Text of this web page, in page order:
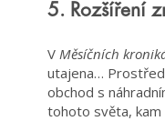
5. Rozšíření
V Měsíčních
utajena…
obchod s
tohoto světa, kam